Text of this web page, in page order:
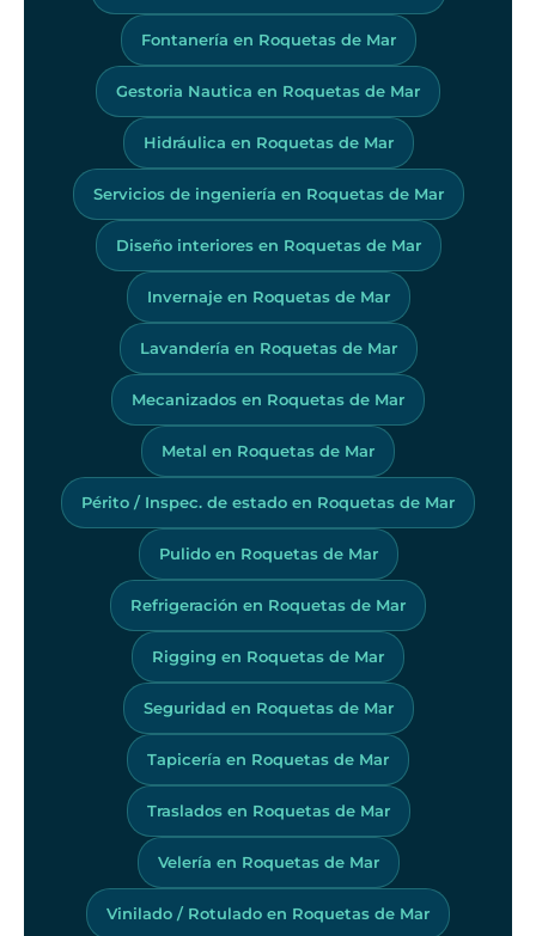
Fontanería en Roquetas de Mar
Gestoria Nautica en Roquetas de Mar
Hidráulica en Roquetas de Mar
Servicios de ingeniería en Roquetas de Mar
Diseño interiores en Roquetas de Mar
Invernaje en Roquetas de Mar
Lavandería en Roquetas de Mar
Mecanizados en Roquetas de Mar
Metal en Roquetas de Mar
Périto / Inspec. de estado en Roquetas de Mar
Pulido en Roquetas de Mar
Refrigeración en Roquetas de Mar
Rigging en Roquetas de Mar
Seguridad en Roquetas de Mar
Tapicería en Roquetas de Mar
Traslados en Roquetas de Mar
Velería en Roquetas de Mar
Vinilado / Rotulado en Roquetas de Mar